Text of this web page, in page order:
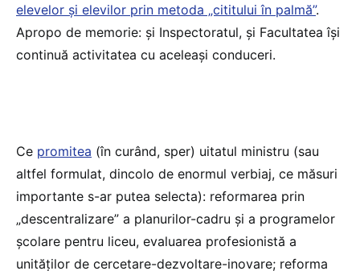
elevelor și elevilor prin metoda „cititului în palmă”.
Apropo de memorie: și Inspectoratul, și Facultatea își
continuă activitatea cu aceleași conduceri.
Ce promitea (în curând, sper) uitatul ministru (sau
altfel formulat, dincolo de enormul verbiaj, ce măsuri
importante s-ar putea selecta): reformarea prin
„descentralizare” a planurilor-cadru și a programelor
școlare pentru liceu, evaluarea profesionistă a
unităților de cercetare-dezvoltare-inovare; reforma